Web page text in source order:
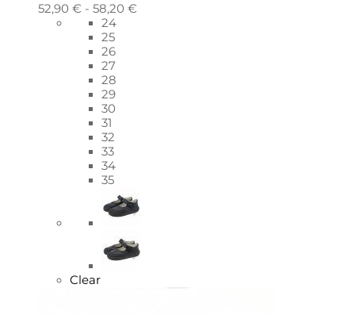
52,90 € - 58,20 €
24
25
26
27
28
29
30
31
32
33
34
35
Clear